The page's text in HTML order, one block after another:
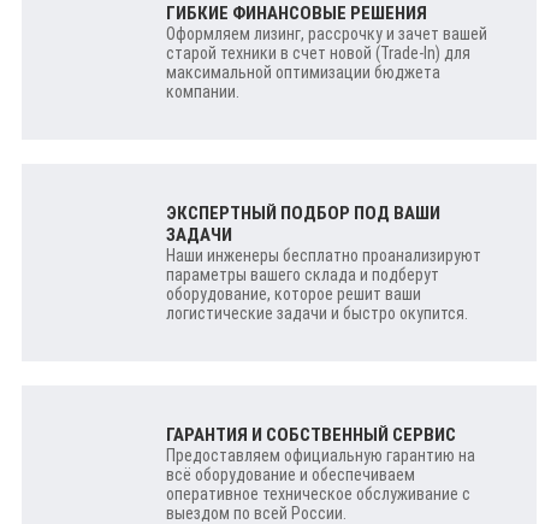
ГИБКИЕ ФИНАНСОВЫЕ РЕШЕНИЯ
Оформляем лизинг, рассрочку и зачет вашей
старой техники в счет новой (Trade-In) для
максимальной оптимизации бюджета
компании.
ЭКСПЕРТНЫЙ ПОДБОР ПОД ВАШИ
ЗАДАЧИ
Наши инженеры бесплатно проанализируют
параметры вашего склада и подберут
оборудование, которое решит ваши
логистические задачи и быстро окупится.
ГАРАНТИЯ И СОБСТВЕННЫЙ СЕРВИС
Предоставляем официальную гарантию на
всё оборудование и обеспечиваем
оперативное техническое обслуживание с
выездом по всей России.